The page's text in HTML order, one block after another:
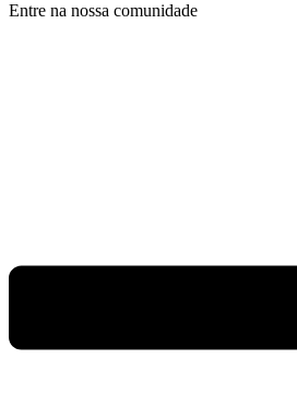
Entre na nossa comunidade